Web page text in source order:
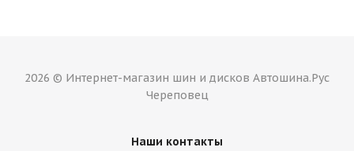
2026 © Интернет-магазин шин и дисков Автошина.Рус
Череповец
Наши контакты